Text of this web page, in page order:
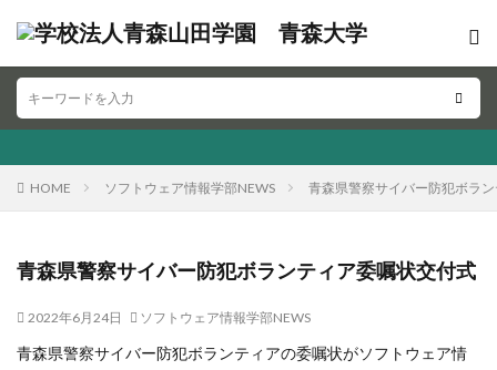
HOME ソフトウェア情報学部NEWS 青森県警察サイバー防犯ボラ
青森県警察サイバー防犯ボランティア委嘱状交付式
2022年6月24日 ソフトウェア情報学部NEWS
青森県警察サイバー防犯ボランティアの委嘱状がソフトウェア情